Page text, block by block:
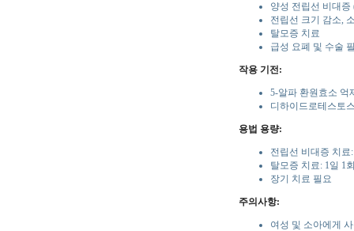
양성 전립선 비대증
전립선 크기 감소,
탈모증 치료
급성 요폐 및 수술
작용 기전:
5-알파 환원효소 억
디하이드로테스토
용법 용량:
전립선 비대증 치료
탈모증 치료: 1일 1
장기 치료 필요
주의사항:
여성 및 소아에게